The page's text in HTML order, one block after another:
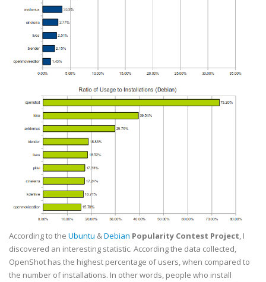
According to the Ubuntu &Debian Popularity Contest Project, I
discovered an interesting statistic. According the data collected,
OpenShot has the highest percentage of users, when compared to
the number of installations. In other words, people who install